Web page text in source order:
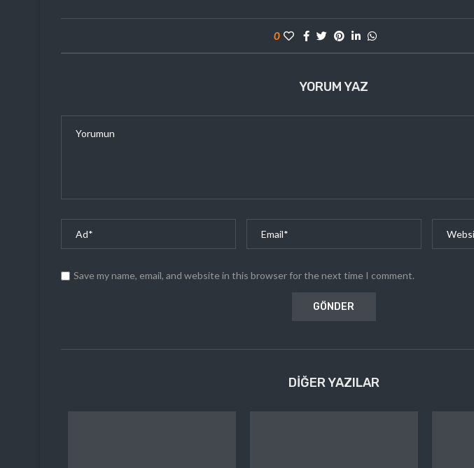
0
YORUM YAZ
Save my name, email, and website in this browser for the next time I comment.
DIĞER YAZILAR